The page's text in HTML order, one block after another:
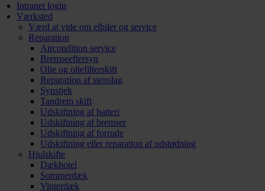
Intranet login
Værksted
Værd at vide om elbiler og service
Reparation
Aircondition service
Bremseeftersyn
Olie og oliefilterskift
Reparation af stenslag
Synstjek
Tandrem skift
Udskiftning af batteri
Udskiftning af bremser
Udskiftning af forrude
Udskiftning eller reparation af udstødning
Hjulskifte
Dækhotel
Sommerdæk
Vinterdæk